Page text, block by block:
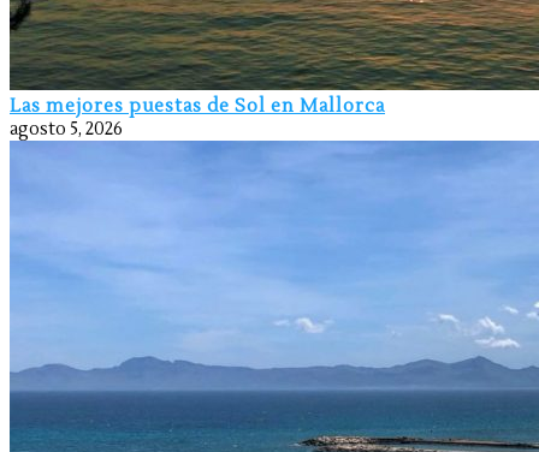
Las mejores puestas de Sol en Mallorca
agosto 5, 2026